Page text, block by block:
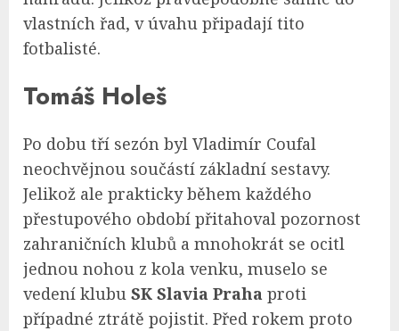
vlastních řad, v úvahu připadají tito
fotbalisté.
Tomáš Holeš
Po dobu tří sezón byl Vladimír Coufal
neochvějnou součástí základní sestavy.
Jelikož ale prakticky během každého
přestupového období přitahoval pozornost
zahraničních klubů a mnohokrát se ocitl
jednou nohou z kola venku, muselo se
vedení klubu SK Slavia Praha proti
případné ztrátě pojistit. Před rokem proto